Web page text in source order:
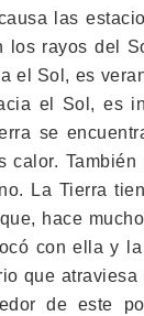
las
rayos del
el Sol, es
el Sol, es
se
calor.
La Tierra
hace
con ella y
que
de este